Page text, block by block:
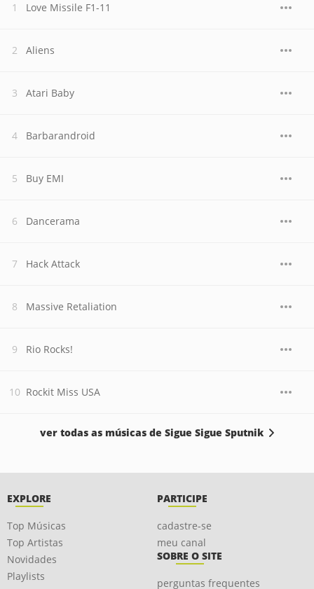
Love Missile F1-11
Aliens
Atari Baby
Barbarandroid
Buy EMI
Dancerama
Hack Attack
Massive Retaliation
Rio Rocks!
Rockit Miss USA
ver todas as músicas de Sigue Sigue Sputnik
EXPLORE
Top Músicas
Top Artistas
Novidades
Playlists
PARTICIPE
cadastre-se
meu canal
SOBRE O SITE
perguntas frequentes